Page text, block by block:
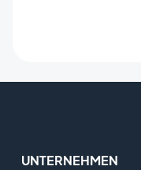
UNTERNEHMEN